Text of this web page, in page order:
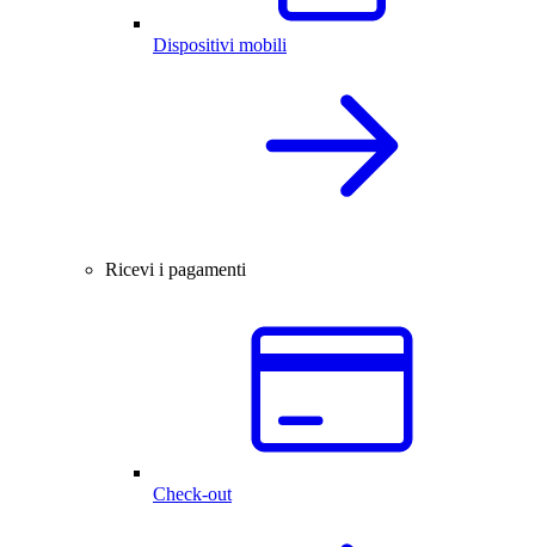
Dispositivi mobili
Ricevi i pagamenti
Check-out